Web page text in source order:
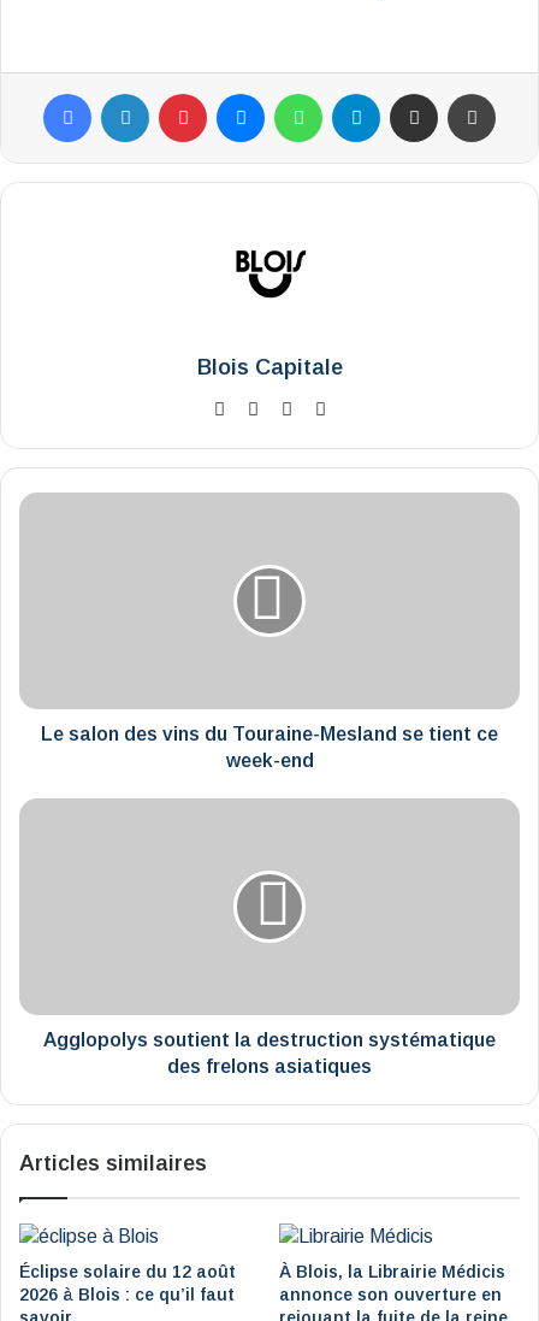
FacebookLinkedin PinterestMessengerWhatsAppTelegramPartager par email
Blois Capitale
WebsiteFacebook
X
Le
tient
Le salon des vins du Touraine-Mesland se tient ce
week-end
Agglopolys
Agglopolys soutient la destruction systématique
des frelons asiatiques
Articles similaires
Éclipse solaire du 12 août
2026 à Blois : ce qu’il faut
À Blois, la Librairie Médicis
annonce son ouverture en